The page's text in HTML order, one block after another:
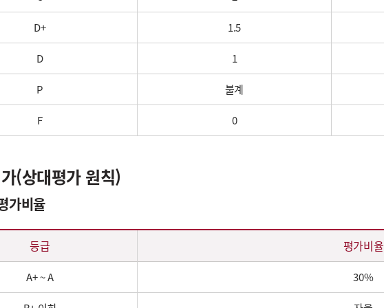
D+ 1.5
D 1
P 불계
F 0
(상대평가 원칙)
가비율
등급 평가비율
A+ ~ A 30%